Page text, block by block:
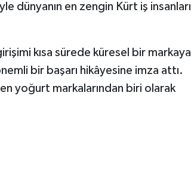
dünyanın en zengin Kürt iş insanları
kısa sürede küresel bir markaya
bir başarı hikâyesine imza attı.
yoğurt markalarından biri olarak